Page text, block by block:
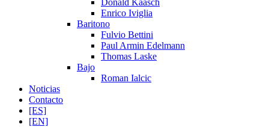
Donald Kaasch
Enrico Iviglia
Baritono
Fulvio Bettini
Paul Armin Edelmann
Thomas Laske
Bajo
Roman Ialcic
Noticias
Contacto
[ES]
[EN]